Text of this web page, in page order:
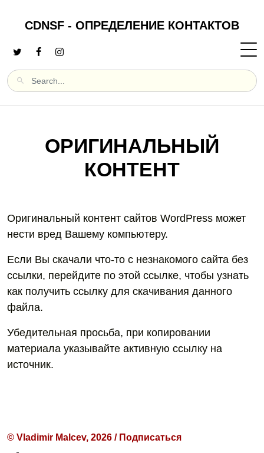
CDNSF - ОПРЕДЕЛЕНИЕ КОНТАКТОВ
ОРИГИНАЛЬНЫЙ
КОНТЕНТ
Оригинальный контент сайтов WordPress может
нести вред Вашему компьютеру.
Если Вы скачали что-то с незнакомого сайта без
ссылки, перейдите по этой ссылке, чтобы узнать
как получить ссылку для скачивания данного
файла.
Убедительная просьба, при копировании
материала указывайте активную ссылку на
источник.
© Vladimir Malcev, 2026 / Подписаться